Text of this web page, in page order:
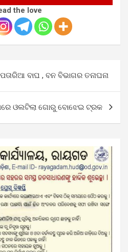
the love
ବାଘ , ବନ ବିଭାଗର ତନାଘନା
ଓଲଟିଲା ଗୋରୁ ବୋଝେଇ ଟ୍ରକ